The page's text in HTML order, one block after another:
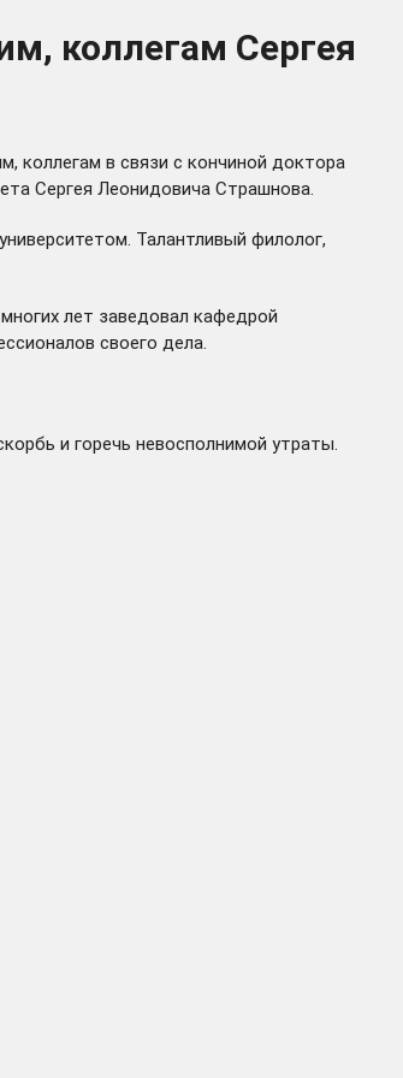
коллегам Сергея
коллегам в связи с кончиной доктора
Сергея Леонидовича Страшнова.
Талантливый филолог,
лет заведовал кафедрой
своего дела.
и горечь невосполнимой утраты.